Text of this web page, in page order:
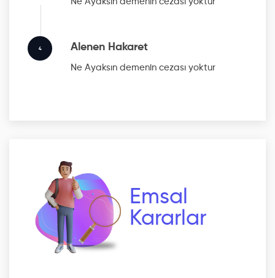
4 Alenen Hakaret
Ne Ayaksın demenin cezası yoktur
Emsal
Kararlar